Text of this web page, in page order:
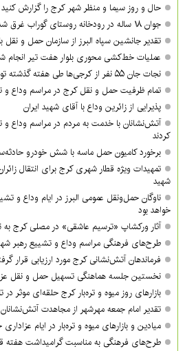
حال و روز سیما و منظر شهر کرج را گزارش کنید
جوان ۱۸ ساله در رودخانه روستای گوراب غرق شد
تقدیر جانشین سپاه البرز از سازمان حمل و نقل
عملیات خط‌کشی محوری بلوار هفت تیر انجام
نجات جان ۵۵ نفر از کرجی‌ها طی هفته گذشته توسط آتش‌نشانان
تمام ظرفیت حمل و نقل کرج در مراسم وداع و
پذیرایی از زائرین وداع با آقای شهید ایران
آتش‌نشانان با خدمت به مردم در مراسم وداع و
کردند
برخورد کامیون حمل ماسه با شش خودرو
تمهیدات ویژه قطار شهری کرج برای انتقال
شهید
خواهد بود
آثار ورکشاپ «ترسیم عاشقی» در مصلی کرج
طرح‌های فرهنگی مراسم وداع و تشییع رهبر
فرماندهان آتش‌نشانی کرج مورد ارزیابی قرار
نخستین جلسه هماهنگی تسهیل حمل و نقل
بازارهای روز میوه و تره‌بار کرج حلقه‌ای موثر در
تقدیر امام جمعه مهرشهر از مجاهدت
میادین و بازارهای میوه و تره‌بار در ایام
طرح‌های فرهنگی به مناسبت گرامیداشت هفته